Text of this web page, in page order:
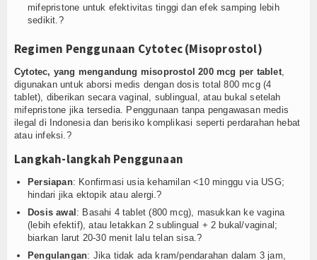
mifepristone untuk efektivitas tinggi dan efek samping lebih
sedikit.?
Regimen Penggunaan Cytotec (Misoprostol)
Cytotec, yang mengandung misoprostol 200 mcg per tablet,
digunakan untuk aborsi medis dengan dosis total 800 mcg (4
tablet), diberikan secara vaginal, sublingual, atau bukal setelah
mifepristone jika tersedia. Penggunaan tanpa pengawasan medis
ilegal di Indonesia dan berisiko komplikasi seperti perdarahan hebat
atau infeksi.?
Langkah-langkah Penggunaan
Persiapan: Konfirmasi usia kehamilan <10 minggu via USG;
hindari jika ektopik atau alergi.?
Dosis awal : Basahi 4 tablet (800 mcg), masukkan ke vagina
(lebih efektif), atau letakkan 2 sublingual + 2 bukal/vaginal;
biarkan larut 20-30 menit lalu telan sisa.?
Pengulangan: Jika tidak ada kram/pendarahan dalam 3 jam,